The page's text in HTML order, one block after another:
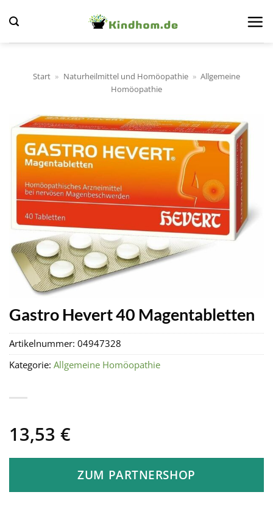
Inhalt
springen
Start » Naturheilmittel und Homöopathie » Allgemeine
Homöopathie
Gastro Hevert 40 Magentabletten
13,53 €
ZUM PARTNERSHOP
Artikelnummer: 04947328
Kategorie: Allgemeine Homöopathie